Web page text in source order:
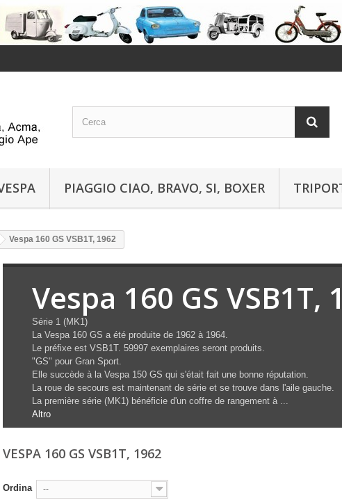
PIAGGIO CIAO, BRAVO, SI, BOXER
Vespa 160 GS VSB1T, 1962
Vespa 160 GS VSB1T,
Série 1 (MK1)
La Vespa 160 GS a été produite de 1962 à 1964.
Le préfixe est VSB1T. 59997 exemplaires seront produits.
"GS" pour Gran Sport.
Elle succède à la Vespa 150 GS qui s'était fait une bonne réputation.
La roue de secours est maintenant de série et se trouve dans l'aile gauche.
La première série (MK1) bénéficie d'un coffre de rangement à ...
Altro
VESPA 160 GS VSB1T, 1962
Ordina --